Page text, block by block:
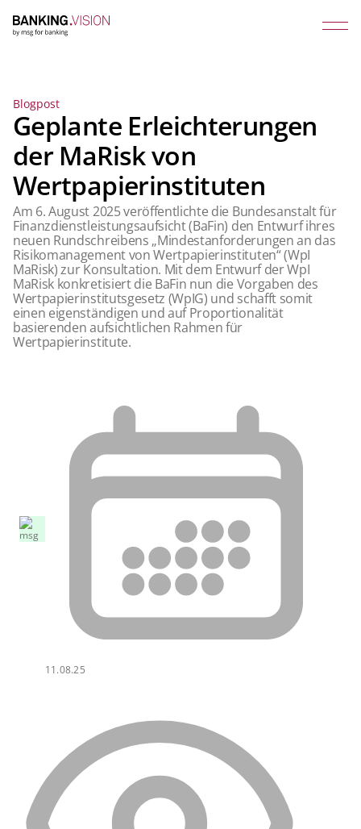
Blogpost
Geplante Erleichterungen
der MaRisk von
Wertpapierinstituten
Am 6. August 2025 veröffentlichte die Bundesanstalt für
Finanzdienstleistungsaufsicht (BaFin) den Entwurf ihres
neuen Rundschreibens „Mindestanforderungen an das
Risikomanagement von Wertpapierinstituten“ (WpI
MaRisk) zur Konsultation. Mit dem Entwurf der WpI
MaRisk konkretisiert die BaFin nun die Vorgaben des
Wertpapierinstitutsgesetz (WpIG) und schafft somit
einen eigenständigen und auf Proportionalität
basierenden aufsichtlichen Rahmen für
Wertpapierinstitute.
11.08.25